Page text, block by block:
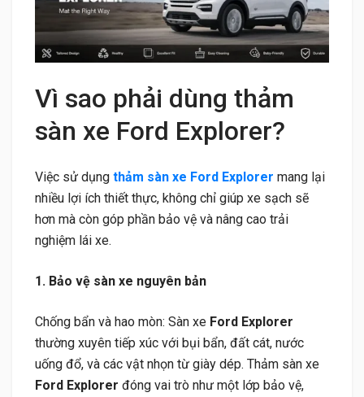
Vì sao phải dùng thảm
sàn xe Ford Explorer?
Việc sử dụng thảm sàn xe Ford Explorer mang lại
nhiều lợi ích thiết thực, không chỉ giúp xe sạch sẽ
hơn mà còn góp phần bảo vệ và nâng cao trải
nghiệm lái xe.
1. Bảo vệ sàn xe nguyên bản
Chống bẩn và hao mòn: Sàn xe Ford Explorer
thường xuyên tiếp xúc với bụi bẩn, đất cát, nước
uống đổ, và các vật nhọn từ giày dép. Thảm sàn xe
Ford Explorer đóng vai trò như một lớp bảo vệ,